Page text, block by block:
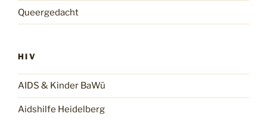
Queergedacht
HIV
AIDS & Kinder BaWü
Aidshilfe Heidelberg